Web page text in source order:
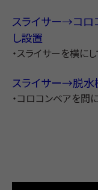
スライサー→コ
し設置
・スライサーを横にし
スライサー→脱水
・コロコンベアを間